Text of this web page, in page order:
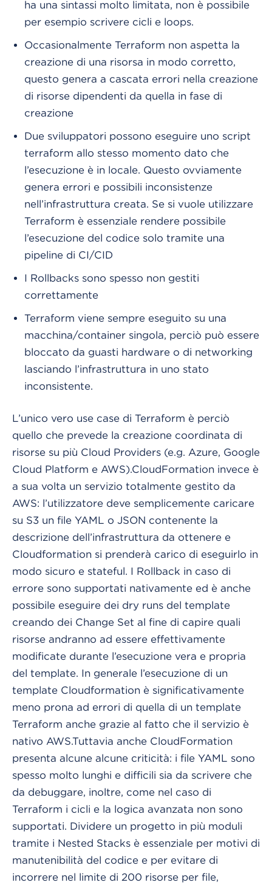
ha una sintassi molto limitata, non è possibile
per esempio scrivere cicli e loops.
Occasionalmente Terraform non aspetta la
creazione di una risorsa in modo corretto,
questo genera a cascata errori nella creazione
di risorse dipendenti da quella in fase di
creazione
Due sviluppatori possono eseguire uno script
terraform allo stesso momento dato che
l’esecuzione è in locale. Questo ovviamente
genera errori e possibili inconsistenze
nell’infrastruttura creata. Se si vuole utilizzare
Terraform è essenziale rendere possibile
l’esecuzione del codice solo tramite una
pipeline di CI/CID
I Rollbacks sono spesso non gestiti
correttamente
Terraform viene sempre eseguito su una
macchina/container singola, perciò può essere
bloccato da guasti hardware o di networking
lasciando l’infrastruttura in uno stato
inconsistente.
L’unico vero use case di Terraform è perciò
quello che prevede la creazione coordinata di
risorse su più Cloud Providers (e.g. Azure, Google
Cloud Platform e AWS).CloudFormation invece è
a sua volta un servizio totalmente gestito da
AWS: l’utilizzatore deve semplicemente caricare
su S3 un file YAML o JSON contenente la
descrizione dell’infrastruttura da ottenere e
Cloudformation si prenderà carico di eseguirlo in
modo sicuro e stateful. I Rollback in caso di
errore sono supportati nativamente ed è anche
possibile eseguire dei dry runs del template
creando dei Change Set al fine di capire quali
risorse andranno ad essere effettivamente
modificate durante l’esecuzione vera e propria
del template. In generale l’esecuzione di un
template Cloudformation è significativamente
meno prona ad errori di quella di un template
Terraform anche grazie al fatto che il servizio è
nativo AWS.Tuttavia anche CloudFormation
presenta alcune alcune criticità: i file YAML sono
spesso molto lunghi e difficili sia da scrivere che
da debuggare, inoltre, come nel caso di
Terraform i cicli e la logica avanzata non sono
supportati. Dividere un progetto in più moduli
tramite i Nested Stacks è essenziale per motivi di
manutenibilità del codice e per evitare di
incorrere nel limite di 200 risorse per file,